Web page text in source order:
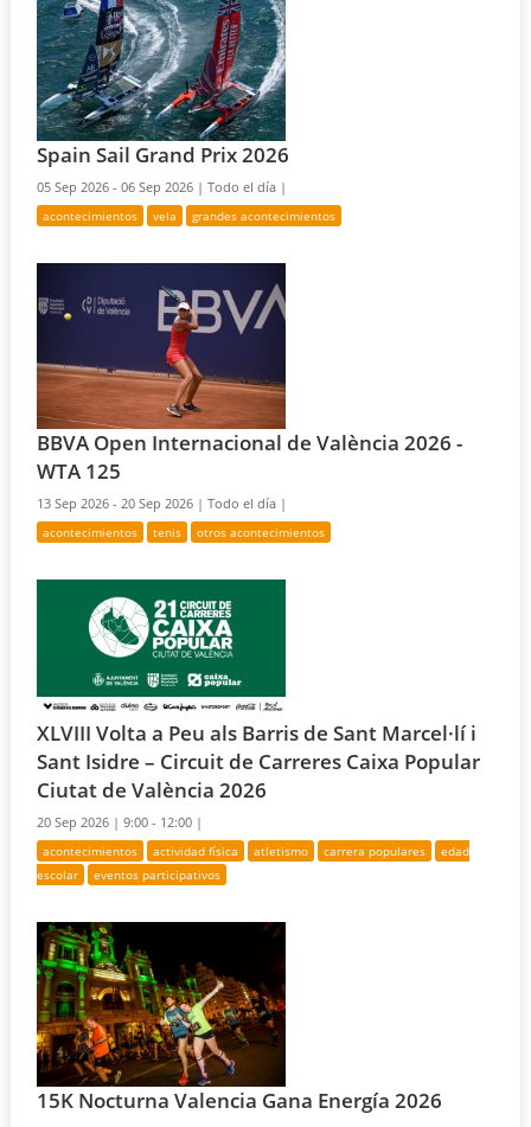
Spain Sail Grand Prix 2026
05 Sep 2026 - 06 Sep 2026 |Todo el día |
acontecimientos vela grandes acontecimientos
BBVA Open Internacional de València 2026 -
WTA 125
13 Sep 2026 - 20 Sep 2026 |Todo el día |
acontecimientos tenis otros acontecimientos
XLVIII Volta a Peu als Barris de Sant Marcel·lí i
Sant Isidre – Circuit de Carreres Caixa Popular
Ciutat de València 2026
20 Sep 2026 |9:00 - 12:00 |
acontecimientos actividad física atletismo carrera populares
edad
escolar
eventos participativos
15K Nocturna Valencia Gana Energía 2026